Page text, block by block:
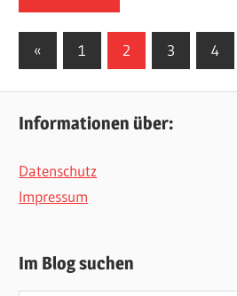
Seitennummerierung
Beiträge
« Vorherige
Beiträge
1 2 3 4
Informationen über:
Datenschutz
Impressum
Im Blog suchen